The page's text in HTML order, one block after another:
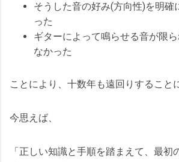
そうした音の好み(方向性)を明確
った
ギターによって鳴らせる音が限
なかった
ことにより、十数年も遠回りすること
今思えば、
「正しい知識と手順を踏まえて、最初